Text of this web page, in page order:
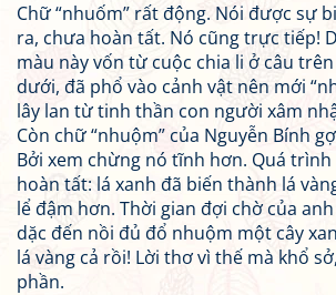
Chữ “nhuốm” rất động. Nói được sự
ra, chưa hoàn tất. Nó cũng trực tiếp!
màu này vốn từ cuộc chia li ở câu
dưới, đã phổ vào cảnh vật nên mới
lây lan từ tinh thần con người xâm
Còn chữ “nhuộm” của Nguyễn Bính
Bởi xem chừng nó tĩnh hơn. Quá
hoàn tất: lá xanh đã biến thành lá
lể đậm hơn. Thời gian đợi chờ của
dặc đến nồi đủ đổ nhuộm một cây
lá vàng cả rồi! Lời thơ vì thế mà khổ
phần.